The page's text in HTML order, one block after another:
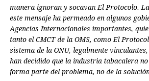
manera ignoran y socavan El Protocolo.
este mensaje ha permeado en algunos
Agencias Internacionales importantes,
tanto el CMCT de la OMS, como El
sistema de la ONU, legalmente
han decidido que la industria tabacalera
forma parte del problema, no de la